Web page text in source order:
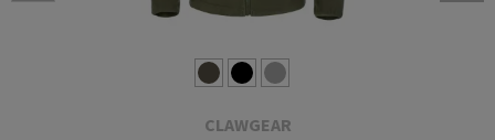
CLAWGEAR